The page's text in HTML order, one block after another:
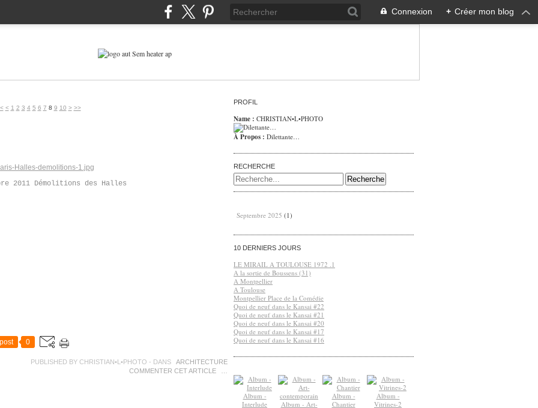
Connexion + Créer mon blog
< 1 2 3 4 5 6 7 8 9 10 > >>
2011 Démolitions des Halles
0
PUBLISHED BY CHRISTIAN•L•PHOTO - DANS
ARCHITECTURE
COMMENTER CET ARTICLE
PROFIL
Name : CHRISTIAN•L•PHOTO
À Propos : Dilettante…
RECHERCHE
Septembre 2025 (1)
10 DERNIERS JOURS
LE MIRAIL A TOULOUSE 1972 .1
A la sortie de Boussens (31)
A Montpellier
A Toulouse
Montpellier Place de la Comédie
Quoi de neuf dans le Kansai #22
Quoi de neuf dans le Kansai #21
Quoi de neuf dans le Kansai #20
Quoi de neuf dans le Kansai #17
Quoi de neuf dans le Kansai #16
Album -
Interlude
Album - Art-
Album -
Chantier
Album -
Vitrines-2